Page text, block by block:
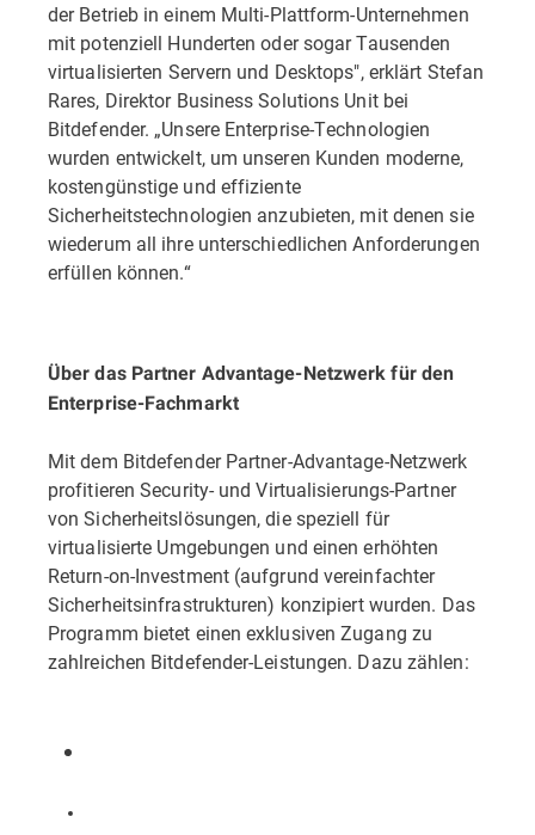
der Betrieb in einem Multi-Plattform-Unternehmen
mit potenziell Hunderten oder sogar Tausenden
virtualisierten Servern und Desktops", erklärt Stefan
Rares, Direktor Business Solutions Unit bei
Bitdefender. „Unsere Enterprise-Technologien
wurden entwickelt, um unseren Kunden moderne,
kostengünstige und effiziente
Sicherheitstechnologien anzubieten, mit denen sie
wiederum all ihre unterschiedlichen Anforderungen
erfüllen können.“
Über das Partner Advantage-Netzwerk für den
Enterprise-Fachmarkt
Mit dem Bitdefender Partner-Advantage-Netzwerk
profitieren Security- und Virtualisierungs-Partner
von Sicherheitslösungen, die speziell für
virtualisierte Umgebungen und einen erhöhten
Return-on-Investment (aufgrund vereinfachter
Sicherheitsinfrastrukturen) konzipiert wurden. Das
Programm bietet einen exklusiven Zugang zu
zahlreichen Bitdefender-Leistungen. Dazu zählen: